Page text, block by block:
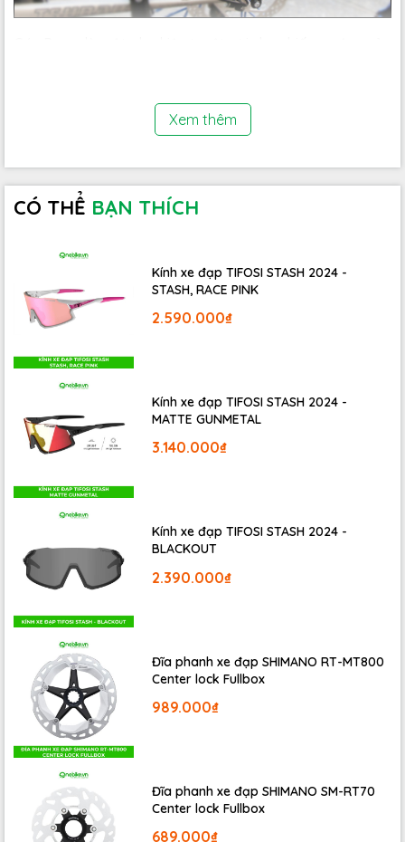
chẳng hạn chở theo trẻ em khi đi dạo phố, tập thể dục,
chở thêm hàng hoá khi đi chợ, đi mua sắm, mang theo
Vậy làm sao để chọn được baga phù hợp với xe đạp
tâm đến các tiêu chí cơ bản sau của baga: Chất lượng,
sự tương thích với kết cấu của xe, trọng lượng và tải
trọng baga
- Chất lượng: Không ai muốn mua một sản phẩm kém
chất lượng. Giá để xe đạp được làm bằng chất liệu cao
cấp thường cứng cáp và có kết cấu kiên cố. Tất nhiên,
bạn nên tránh mua một sản phẩm có chất lượng thấp,
sản phẩm mềm dẻo và dễ uốn cong.
- Sự tương thích:
Baga xe đạp hiện nay trên thị trường
Xem thêm
CÓ THỂ BẠN THÍCH
Kính xe đạp TIFOSI STASH 2024 -
STASH, RACE PINK
2.590.000₫
Kính xe đạp TIFOSI STASH 2024 -
MATTE GUNMETAL
3.140.000₫
Kính xe đạp TIFOSI STASH 2024 -
BLACKOUT
2.390.000₫
Đĩa phanh xe đạp SHIMANO RT-MT800
Center lock Fullbox
989.000₫
Đĩa phanh xe đạp SHIMANO SM-RT70
Center lock Fullbox
689.000₫